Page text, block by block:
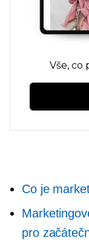
Vše, co
Co je
pro